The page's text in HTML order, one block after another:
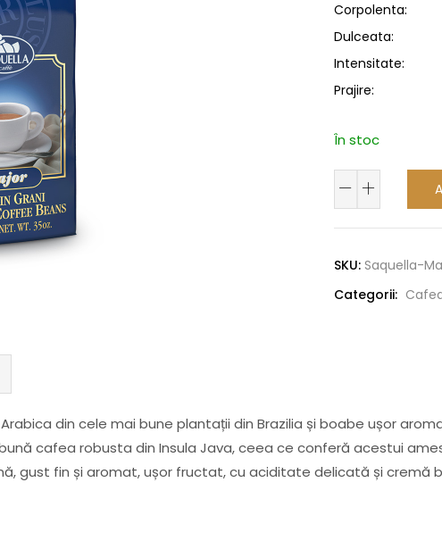
Corpolenta:
Dulceata:
Intensitate:
Prajire:
În stoc
Cantitate
Cafea
boabe
Major
1
SKU: Saquella-
Categorii:
din cele mai bune plantații din Brazilia și boabe ușor
cafea robusta din Insula Java, ceea ce conferă acestui
gust fin și aromat, ușor fructat, cu aciditate delicată și cremă